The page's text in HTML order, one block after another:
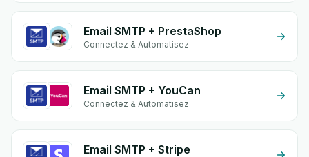
Email SMTP + PrestaShop
Connectez & Automatisez
Email SMTP + YouCan
Connectez & Automatisez
Email SMTP + Stripe